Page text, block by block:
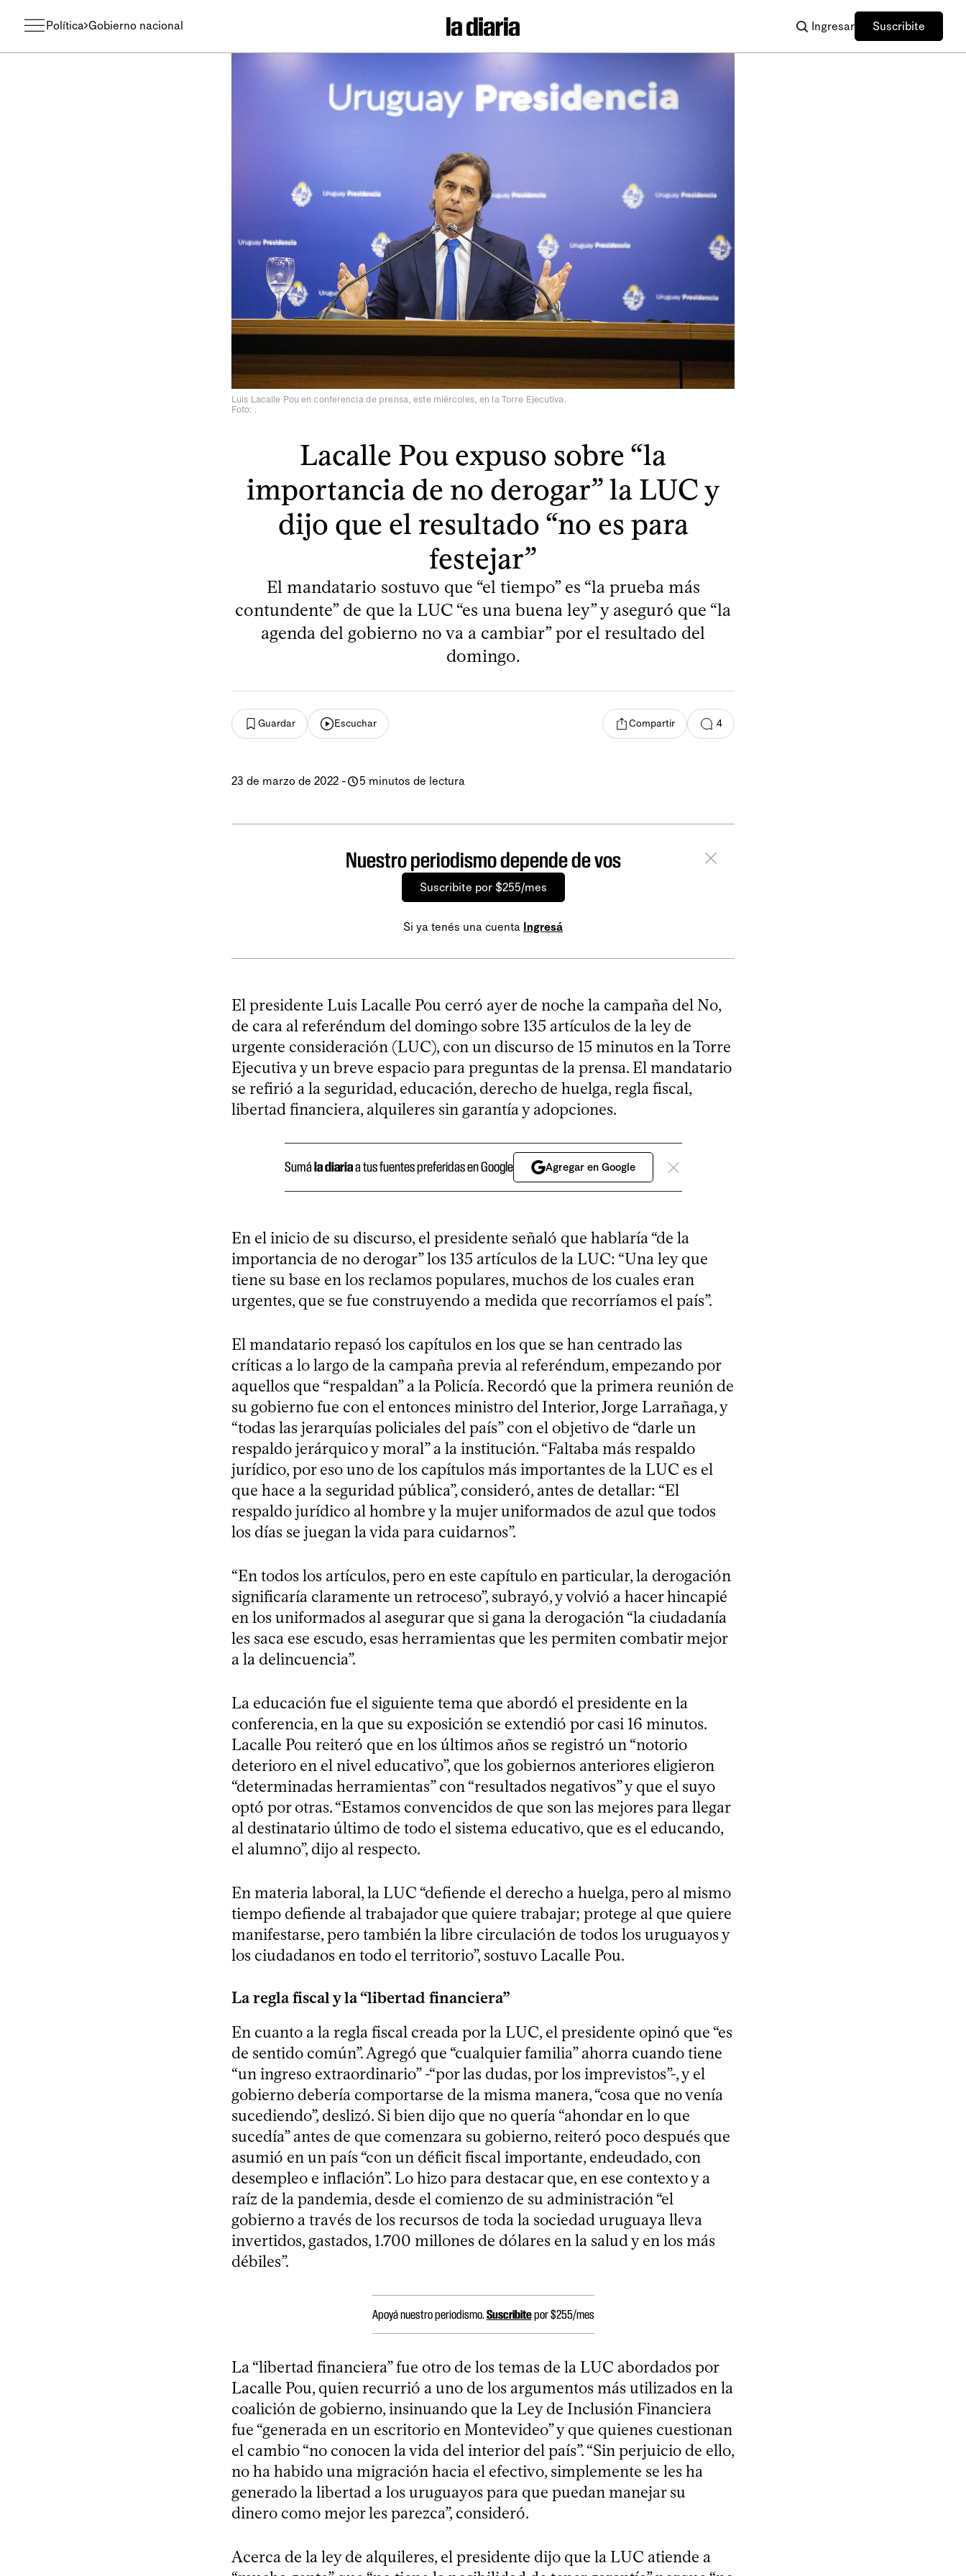
Política Gobierno nacional Ingresar Suscribite
Luis Lacalle Pou en conferencia de prensa, este miércoles, en la Torre Ejecutiva.
Foto: .
Lacalle Pou expuso sobre “la
importancia de no derogar” la LUC y
dijo que el resultado “no es para
festejar”
El mandatario sostuvo que “el tiempo” es “la prueba más
contundente” de que la LUC “es una buena ley” y aseguró que “la
agenda del gobierno no va a cambiar” por el resultado del
domingo.
Guardar Escuchar Compartir 4
23 de marzo de 2022 - 5 minutos de lectura
Nuestro periodismo depende de vos
Suscribite por $255/mes
Si ya tenés una cuenta Ingresá
El presidente Luis Lacalle Pou cerró ayer de noche la campaña del No,
de cara al referéndum del domingo sobre 135 artículos de la ley de
urgente consideración (LUC), con un discurso de 15 minutos en la Torre
Ejecutiva y un breve espacio para preguntas de la prensa. El mandatario
se refirió a la seguridad, educación, derecho de huelga, regla fiscal,
libertad financiera, alquileres sin garantía y adopciones.
Sumála diariaa tus fuentes preferidas en Google Agregar en Google
En el inicio de su discurso, el presidente señaló que hablaría “de la
importancia de no derogar” los 135 artículos de la LUC: “Una ley que
tiene su base en los reclamos populares, muchos de los cuales eran
urgentes, que se fue construyendo a medida que recorríamos el país”.
El mandatario repasó los capítulos en los que se han centrado las
críticas a lo largo de la campaña previa al referéndum, empezando por
aquellos que “respaldan” a la Policía. Recordó que la primera reunión de
su gobierno fue con el entonces ministro del Interior, Jorge Larrañaga, y
“todas las jerarquías policiales del país” con el objetivo de “darle un
respaldo jerárquico y moral” a la institución. “Faltaba más respaldo
jurídico, por eso uno de los capítulos más importantes de la LUC es el
que hace a la seguridad pública”, consideró, antes de detallar: “El
respaldo jurídico al hombre y la mujer uniformados de azul que todos
los días se juegan la vida para cuidarnos”.
“En todos los artículos, pero en este capítulo en particular, la derogación
significaría claramente un retroceso”, subrayó, y volvió a hacer hincapié
en los uniformados al asegurar que si gana la derogación “la ciudadanía
les saca ese escudo, esas herramientas que les permiten combatir mejor
a la delincuencia”.
La educación fue el siguiente tema que abordó el presidente en la
conferencia, en la que su exposición se extendió por casi 16 minutos.
Lacalle Pou reiteró que en los últimos años se registró un “notorio
deterioro en el nivel educativo”, que los gobiernos anteriores eligieron
“determinadas herramientas” con “resultados negativos” y que el suyo
optó por otras. “Estamos convencidos de que son las mejores para llegar
al destinatario último de todo el sistema educativo, que es el educando,
el alumno”, dijo al respecto.
En materia laboral, la LUC “defiende el derecho a huelga, pero al mismo
tiempo defiende al trabajador que quiere trabajar; protege al que quiere
manifestarse, pero también la libre circulación de todos los uruguayos y
los ciudadanos en todo el territorio”, sostuvo Lacalle Pou.
La regla fiscal y la “libertad financiera”
En cuanto a la regla fiscal creada por la LUC, el presidente opinó que “es
de sentido común”. Agregó que “cualquier familia” ahorra cuando tiene
“un ingreso extraordinario” -“por las dudas, por los imprevistos”-, y el
gobierno debería comportarse de la misma manera, “cosa que no venía
sucediendo”, deslizó. Si bien dijo que no quería “ahondar en lo que
sucedía” antes de que comenzara su gobierno, reiteró poco después que
asumió en un país “con un déficit fiscal importante, endeudado, con
desempleo e inflación”. Lo hizo para destacar que, en ese contexto y a
raíz de la pandemia, desde el comienzo de su administración “el
gobierno a través de los recursos de toda la sociedad uruguaya lleva
invertidos, gastados, 1.700 millones de dólares en la salud y en los más
débiles”.
Apoyá nuestro periodismo.Suscribitepor $255/mes
La “libertad financiera” fue otro de los temas de la LUC abordados por
Lacalle Pou, quien recurrió a uno de los argumentos más utilizados en la
coalición de gobierno, insinuando que la Ley de Inclusión Financiera
fue “generada en un escritorio en Montevideo” y que quienes cuestionan
el cambio “no conocen la vida del interior del país”. “Sin perjuicio de ello,
no ha habido una migración hacia el efectivo, simplemente se les ha
generado la libertad a los uruguayos para que puedan manejar su
dinero como mejor les parezca”, consideró.
Acerca de la ley de alquileres, el presidente dijo que la LUC atiende a